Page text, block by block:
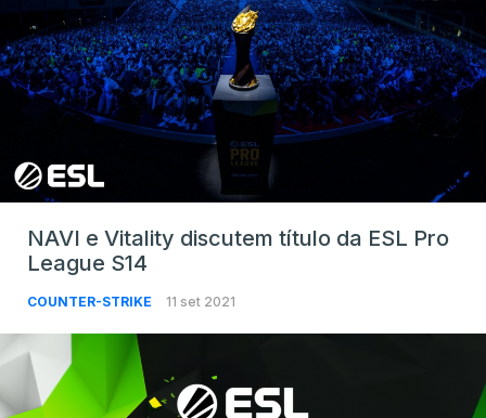
NAVI e Vitality discutem título da ESL Pro
League S14
COUNTER-STRIKE 11 set 2021